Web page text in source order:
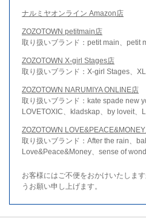
ナルミヤオンライン Amazon店
ZOZOTOWN petitmain店
取り扱いブランド：petit main、petit
ZOZOTOWN X-girl Stages店
取り扱いブランド：X-girl Stages、
ZOZOTOWN NARUMIYA ONLINE店
取り扱いブランド：kate spade new
LOVETOXIC、kladskap、by loveit、
ZOZOTOWN
取り扱いブランド：After the rain、
Love&Peace&Money、sense of
お客様にはご不便をおかけいたしま
うお願い申し上げます。